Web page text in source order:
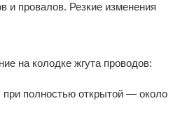
и провалов. Резкие изменения
на колодке жгута проводов:
полностью открытой — около